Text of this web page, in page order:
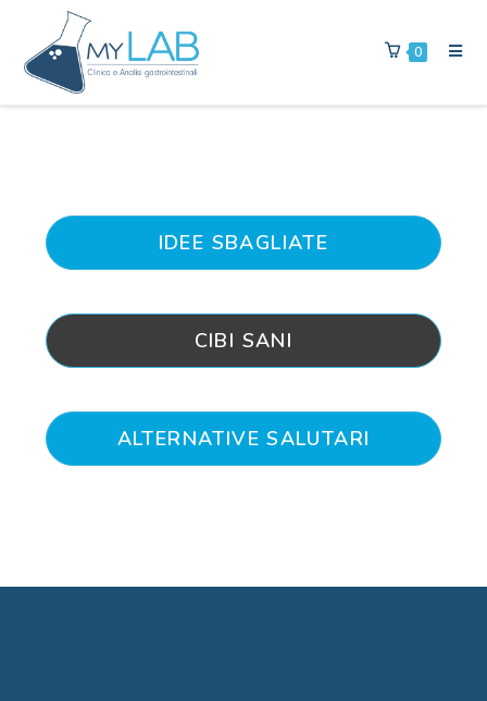
0
IDEE SBAGLIATE
CIBI SANI
ALTERNATIVE SALUTARI